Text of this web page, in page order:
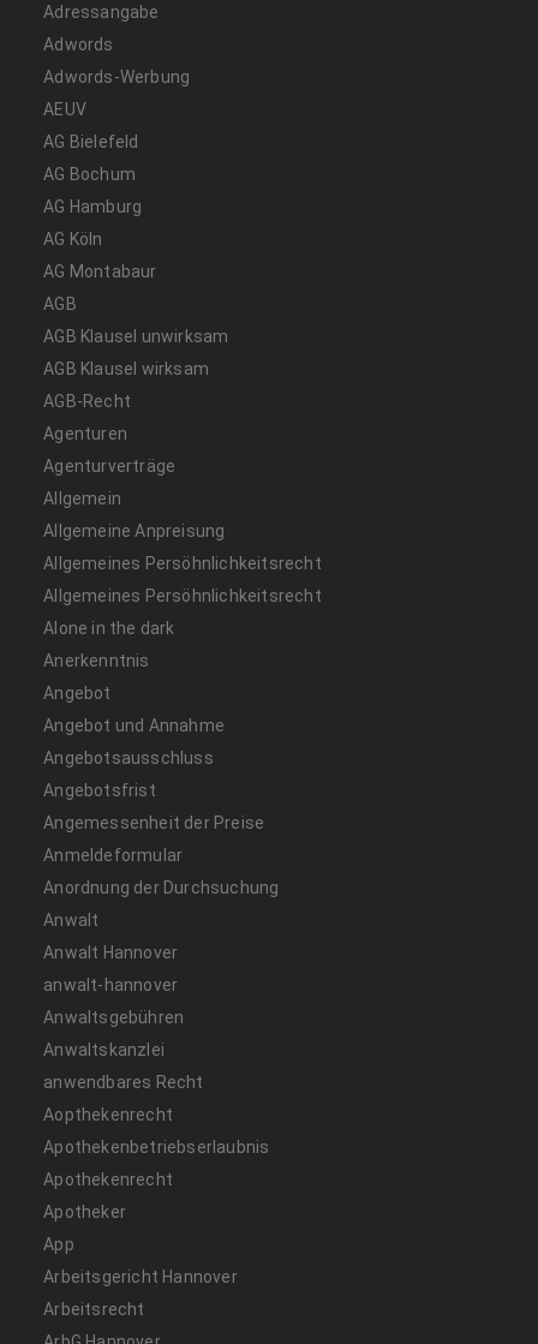
Adressangabe
Adwords
Adwords-Werbung
AEUV
AG Bielefeld
AG Bochum
AG Hamburg
AG Köln
AG Montabaur
AGB
AGB Klausel unwirksam
AGB Klausel wirksam
AGB-Recht
Agenturen
Agenturverträge
Allgemein
Allgemeine Anpreisung
Allgemeines Persöhnlichkeitsrecht
Allgemeines Persöhnlichkeitsrecht
Alone in the dark
Anerkenntnis
Angebot
Angebot und Annahme
Angebotsausschluss
Angebotsfrist
Angemessenheit der Preise
Anmeldeformular
Anordnung der Durchsuchung
Anwalt
Anwalt Hannover
anwalt-hannover
Anwaltsgebühren
Anwaltskanzlei
anwendbares Recht
Aopthekenrecht
Apothekenbetriebserlaubnis
Apothekenrecht
Apotheker
App
Arbeitsgericht Hannover
Arbeitsrecht